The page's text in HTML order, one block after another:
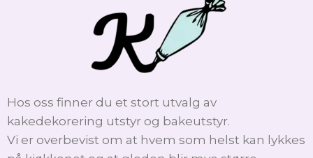
Hos oss finner du et stort utvalg av
kakedekorering utstyr og bakeutstyr.
Vi er overbevist om at hvem som helst kan lykkes